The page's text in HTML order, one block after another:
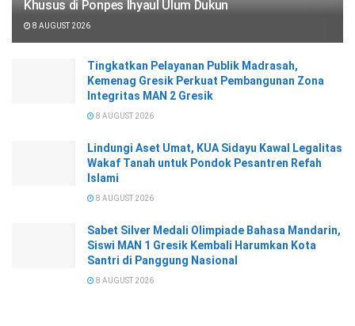
Khusus di Ponpes Ihyaul Ulum Dukun
8 AUGUST 2026
Tingkatkan Pelayanan Publik Madrasah,
Kemenag Gresik Perkuat Pembangunan Zona
Integritas MAN 2 Gresik
8 AUGUST 2026
Lindungi Aset Umat, KUA Sidayu Kawal Legalitas
Wakaf Tanah untuk Pondok Pesantren Refah
Islami
8 AUGUST 2026
Sabet Silver Medali Olimpiade Bahasa Mandarin,
Siswi MAN 1 Gresik Kembali Harumkan Kota
Santri di Panggung Nasional
8 AUGUST 2026